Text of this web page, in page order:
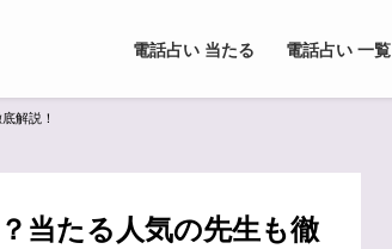
電話占い 当たる 電話占い 一覧
解説！
当たる人気の先生も徹